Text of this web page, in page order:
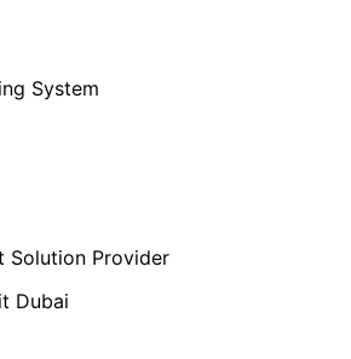
System
Solution Provider
Dubai